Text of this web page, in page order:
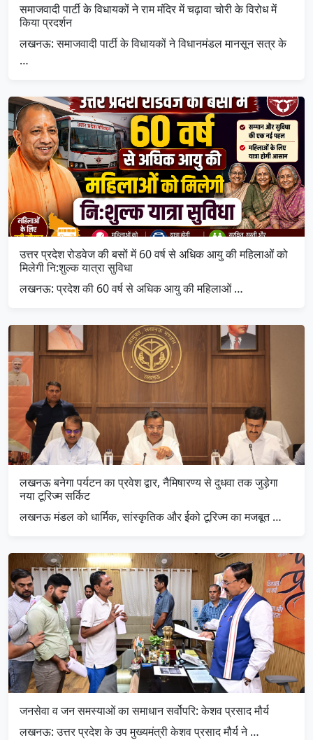
समाजवादी पार्टी के विधायकों ने राम मंदिर में चढ़ावा चोरी के विरोध में
किया प्रदर्शन
लखनऊ: समाजवादी पार्टी के विधायकों ने विधानमंडल मानसून सत्र के
…
उत्तर प्रदेश रोडवेज की बसों में 60 वर्ष से अधिक आयु की महिलाओं को
मिलेगी नि:शुल्क यात्रा सुविधा
लखनऊ: प्रदेश की 60 वर्ष से अधिक आयु की महिलाओं …
लखनऊ बनेगा पर्यटन का प्रवेश द्वार, नैमिषारण्य से दुधवा तक जुड़ेगा
नया टूरिज्म सर्किट
लखनऊ मंडल को धार्मिक, सांस्कृतिक और ईको टूरिज्म का मजबूत …
जनसेवा व जन समस्याओं का समाधान सर्वोपरि: केशव प्रसाद मौर्य
लखनऊ: उत्तर प्रदेश के उप मुख्यमंत्री केशव प्रसाद मौर्य ने …